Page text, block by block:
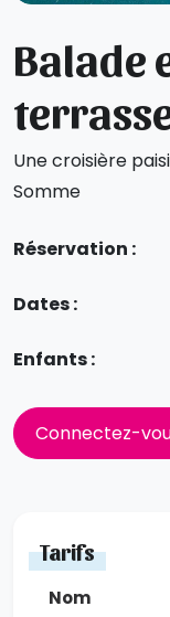
Balade
Une croisière
Somme
Réservation :
Dates :
Enfants :
Connectez-
Tarifs